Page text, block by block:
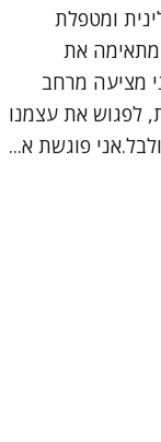
ומטפלת
את
מציעה מרחב
לפגוש את עצמנו
פוגשת א...